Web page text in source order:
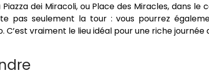
Piazza dei Miracoli, ou Place des Miracles, dans le
pas seulement la tour : vous pourrez
vraiment le lieu idéal pour une riche journée